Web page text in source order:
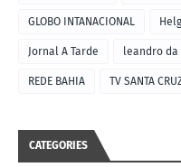
GLOBO INTANACIONAL
Jornal A Tarde leandro da
REDE BAHIA TV SANTA
CATEGORIES